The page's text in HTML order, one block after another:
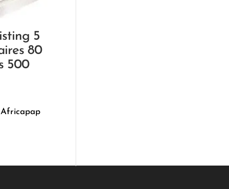
5
80
500
Africapap